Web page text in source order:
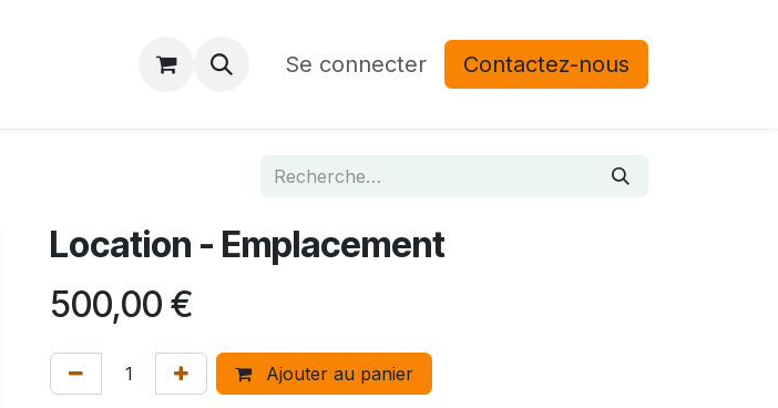
Contactez-nous Se connecter Contactez-nous
Location - Emplacement
500,00 €
Ajouter au panier